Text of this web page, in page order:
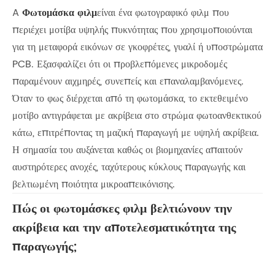
AΦωτομάσκα φιλμείναι ένα φωτογραφικό φιλμ που
περιέχει μοτίβα υψηλής πυκνότητας που χρησιμοποιούνται
για τη μεταφορά εικόνων σε γκοφρέτες, γυαλί ή υποστρώματα
PCB. Εξασφαλίζει ότι οι προβλεπόμενες μικροδομές
παραμένουν αιχμηρές, συνεπείς και επαναλαμβανόμενες.
Όταν το φως διέρχεται από τη φωτομάσκα, το εκτεθειμένο
μοτίβο αντιγράφεται με ακρίβεια στο στρώμα φωτοανθεκτικού
κάτω, επιτρέποντας τη μαζική παραγωγή με υψηλή ακρίβεια.
Η σημασία του αυξάνεται καθώς οι βιομηχανίες απαιτούν
αυστηρότερες ανοχές, ταχύτερους κύκλους παραγωγής και
βελτιωμένη ποιότητα μικροαπεικόνισης.
Πώς οι φωτομάσκες φιλμ βελτιώνουν την
ακρίβεια και την αποτελεσματικότητα της
παραγωγής;